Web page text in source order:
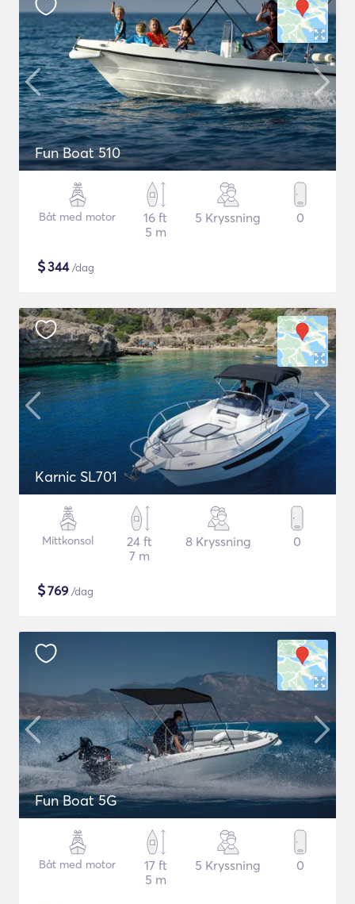
Fun Boat 510
Båt med motor
16 ft
5 m
5 Kryssning 0
$344/dag
Karnic SL701
Mittkonsol
24 ft
7 m
8 Kryssning 0
$769 /dag
Fun Boat 5G
Båt med motor
17 ft
5 m
5 Kryssning 0